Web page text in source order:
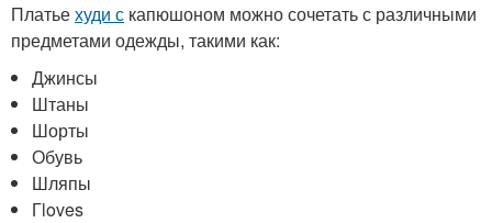
Платьехуди с капюшоном можно сочетать с различными
предметами одежды, такими как:
Джинсы
Штаны
Шорты
Обувь
Шляпы
Гloves